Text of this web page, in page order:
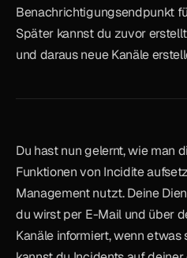
Benachrichtigungsendpunkt
Später kannst du zuvor
und daraus neue Kanäle
Du hast nun gelernt, wie man
Funktionen von Incidite
Management nutzt. Deine
du wirst per E-Mail und über
Kanäle informiert, wenn